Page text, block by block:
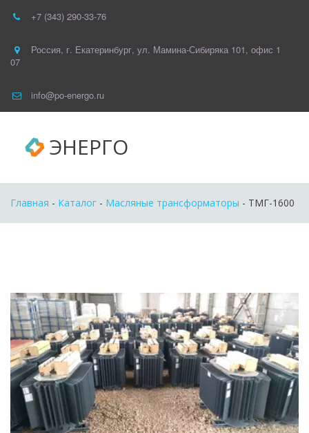
+7 (343) 290-33-76
Россия, г. Екатеринбург, ул. Мамина-Сибиряка 101, офис 1
07
info@po-energo.ru
ЭНЕРГО
Главная - Каталог - Масляные трансформаторы - ТМГ-1600